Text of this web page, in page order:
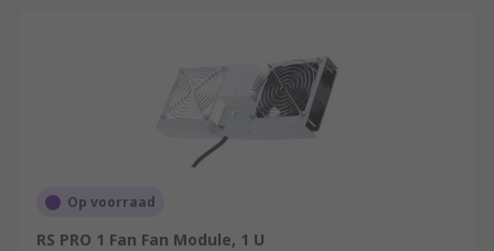
Op voorraad
RS PRO 1 Fan Fan Module, 1 U